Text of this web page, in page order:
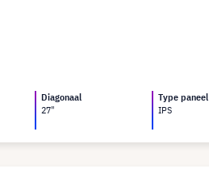
Diagonaal
27"
Type paneel
IPS